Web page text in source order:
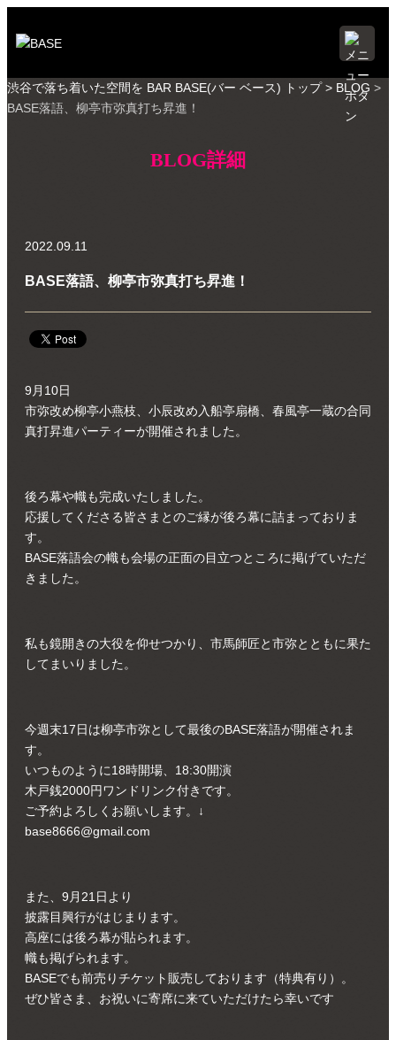
渋谷で落ち着いた空間を BAR BASE(バー ベース) トップ > BLOG >
BASE落語、柳亭市弥真打ち昇進！
BLOG詳細
2022.09.11
BASE落語、柳亭市弥真打ち昇進！
9月10日
市弥改め柳亭小燕枝、小辰改め入船亭扇橋、春風亭一蔵の合同
真打昇進パーティーが開催されました。
後ろ幕や幟も完成いたしました。
応援してくださる皆さまとのご縁が後ろ幕に詰まっておりま
す。
BASE落語会の幟も会場の正面の目立つところに掲げていただ
きました。
私も鏡開きの大役を仰せつかり、市馬師匠と市弥とともに果た
してまいりました。
今週末17日は柳亭市弥として最後のBASE落語が開催されま
す。
いつものように18時開場、18:30開演
木戸銭2000円ワンドリンク付きです。
ご予約よろしくお願いします。↓
base8666@gmail.com
また、9月21日より
披露目興行がはじまります。
高座には後ろ幕が貼られます。
幟も掲げられます。
BASEでも前売りチケット販売しております（特典有り）。
ぜひ皆さま、お祝いに寄席に来ていただけたら幸いです